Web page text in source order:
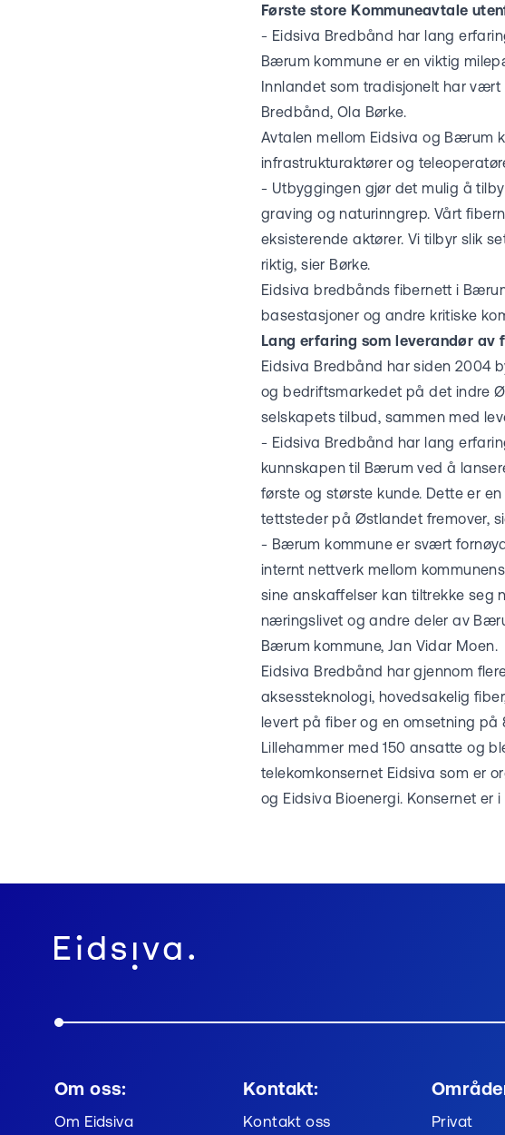
Første store Kommuneavtale
- Eidsiva Bredbånd har lang
Bærum kommune er en viktig
Innlandet som tradisjonelt har vært
Bredbånd, Ola Børke.
Avtalen mellom Eidsiva og Bærum
infrastrukturaktører og
- Utbyggingen gjør det mulig å
graving og naturinngrep. Vårt
eksisterende aktører. Vi tilbyr slik
riktig, sier Børke.
Eidsiva bredbånds fibernett i
basestasjoner og andre kritiske
Lang erfaring som leverandør av
Eidsiva Bredbånd har siden 2004
og bedriftsmarkedet på det indre
selskapets tilbud, sammen med
- Eidsiva Bredbånd har lang
kunnskapen til Bærum ved å
første og største kunde. Dette er
tettsteder på Østlandet fremover,
- Bærum kommune er svært
internt nettverk mellom
sine anskaffelser kan tiltrekke seg
næringslivet og andre deler av
Bærum kommune, Jan Vidar Moen.
Eidsiva Bredbånd har gjennom
aksessteknologi, hovedsakelig
levert på fiber og en omsetning på
Lillehammer med 150 ansatte og
telekomkonsernet Eidsiva som er
og Eidsiva Bioenergi. Konsernet er
Om oss:
Om Eidsiva
Kontakt:
Kontakt oss Privat